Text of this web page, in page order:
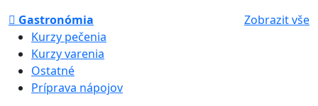
Gastronómia
Zobrazit vše
Kurzy pečenia
Kurzy varenia
Ostatné
Príprava nápojov